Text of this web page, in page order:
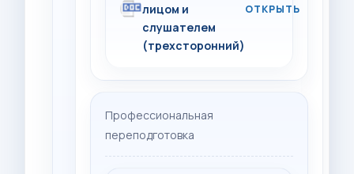
лицом и
слушателем
(трехсторонний)
Профессиональная
переподготовка